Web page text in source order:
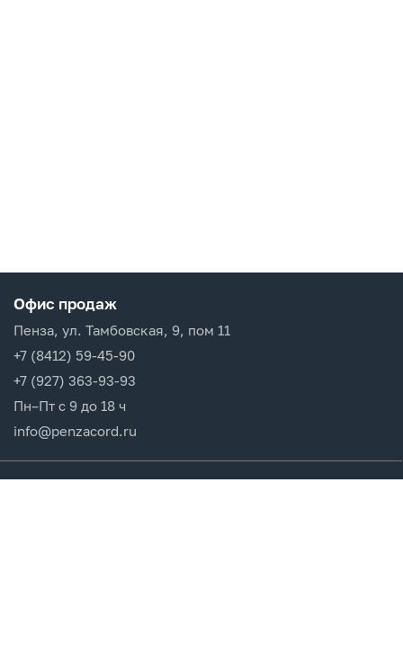
Офис продаж
Пенза, ул. Тамбовская, 9, пом 11
+7 (8412) 59-45-90
+7 (927) 363-93-93
Пн–Пт с 9 до 18 ч
info@penzacord.ru
Производители